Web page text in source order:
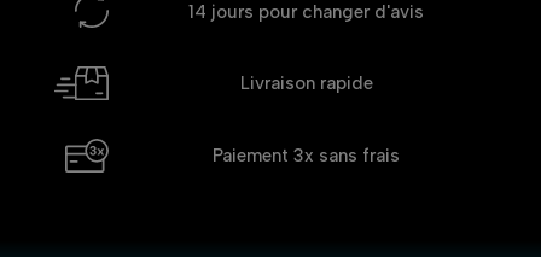
14 jours pour changer d'avis
Livraison rapide
Paiement 3x sans frais